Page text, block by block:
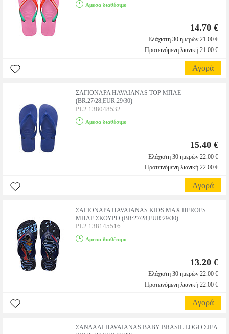
Αμεσα διαθέσιμο
14.70 €
Ελάχιστη 30 ημερών 21.00 €
Προτεινόμενη λιανική 21.00 €
Αγορά
ΣΑΓΙΟΝΑΡΑ HAVAIANAS TOP ΜΠΛΕ
(BR:27/28,EUR:29/30)
PL2.138048532
Αμεσα διαθέσιμο
15.40 €
Ελάχιστη 30 ημερών 22.00 €
Προτεινόμενη λιανική 22.00 €
Αγορά
ΣΑΓΙΟΝΑΡΑ HAVAIANAS KIDS MAX HEROES
ΜΠΛΕ ΣΚΟΥΡΟ (BR:27/28,EUR:29/30)
PL2.138145516
Αμεσα διαθέσιμο
13.20 €
Ελάχιστη 30 ημερών 22.00 €
Προτεινόμενη λιανική 22.00 €
Αγορά
ΣΑΝΔΑΛΙ HAVAIANAS BABY BRASIL LOGO ΣΙΕΛ